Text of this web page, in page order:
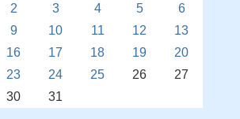
2 3 4 5
6
9 10 11 12
13
16 17 18 19
20
23 24 25 26
27
30 31